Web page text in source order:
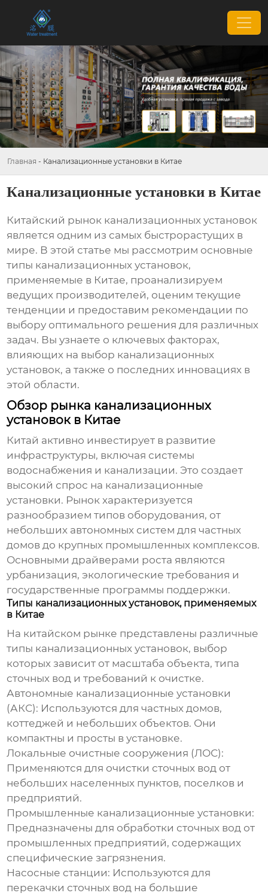
Главная - Канализационные установки в Китае
Канализационные установки в Китае
Китайский рынок канализационных установок
является одним из самых быстрорастущих в
мире. В этой статье мы рассмотрим основные
типы канализационных установок,
применяемые в Китае, проанализируем
ведущих производителей, оценим текущие
тенденции и предоставим рекомендации по
выбору оптимального решения для различных
задач. Вы узнаете о ключевых факторах,
влияющих на выбор канализационных
установок, а также о последних инновациях в
этой области.
Обзор рынка канализационных
установок в Китае
Китай активно инвестирует в развитие
инфраструктуры, включая системы
водоснабжения и канализации. Это создает
высокий спрос на канализационные
установки. Рынок характеризуется
разнообразием типов оборудования, от
небольших автономных систем для частных
домов до крупных промышленных комплексов.
Основными драйверами роста являются
урбанизация, экологические требования и
государственные программы поддержки.
Типы канализационных установок, применяемых
в Китае
На китайском рынке представлены различные
типы канализационных установок, выбор
которых зависит от масштаба объекта, типа
сточных вод и требований к очистке.
Автономные канализационные установки
(АКС): Используются для частных домов,
коттеджей и небольших объектов. Они
компактны и просты в установке.
Локальные очистные сооружения (ЛОС):
Применяются для очистки сточных вод от
небольших населенных пунктов, поселков и
предприятий.
Промышленные канализационные установки:
Предназначены для обработки сточных вод от
промышленных предприятий, содержащих
специфические загрязнения.
Насосные станции: Используются для
перекачки сточных вод на большие